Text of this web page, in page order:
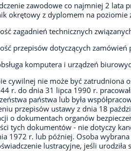
zawodowe co najmniej 2 lata
okrętowy z dyplomem na poziomie
zagadnień technicznych
przepisów dotyczących zamówień
komputera i urządzeń
cywilnej nie może być zatrudniona
r. do dnia 31 lipca 1990 r.
państwa lub była
przepisów ustawy z dnia 18
o dokumentach organów
tych dokumentów - nie dotyczy
1972 r. lub później. Osoba
lustracyjne, jeśli